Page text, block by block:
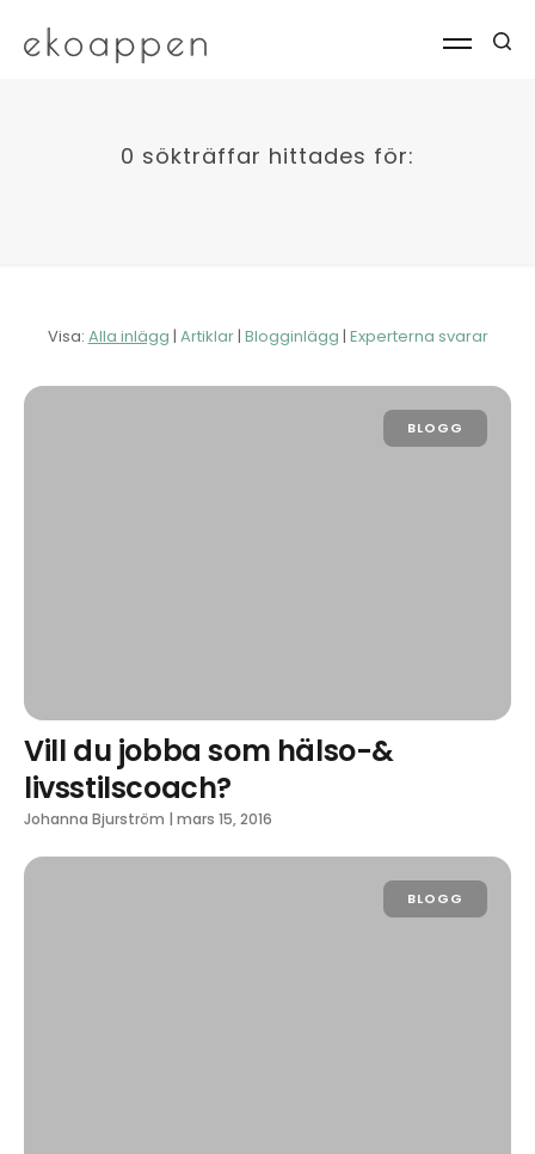
0 sökträffar hittades för:
Visa: Alla inlägg | Artiklar| Blogginlägg | Experterna svarar
BLOGG
Vill du jobba som hälso-&
livsstilscoach?
Johanna Bjurström | mars 15, 2016
BLOGG